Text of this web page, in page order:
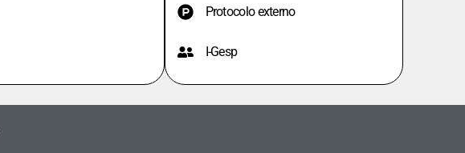
Protocolo externo
I-Gesp